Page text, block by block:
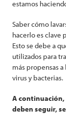
estamos
Saber cómo
hacerlo es clave
Esto se debe a
utilizados para
más propensas
virus y bacterias.
A continuación,
deben seguir,